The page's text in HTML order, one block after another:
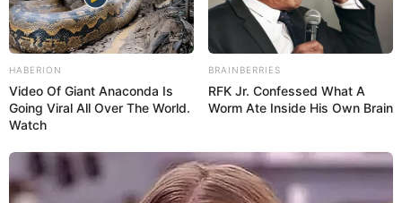
Posibles efectos secundarios
El uso indiscriminado de DHEA puede aumentar los
niveles de hormonas sexuales, lo que puede provocar
cambios en la voz y el ciclo menstrual, pérdida de
cabello y crecimiento de vello facial, y empeoramiento
del síndrome de ovario poliquístico en las mujeres.
HABERION
Video Of Giant Anaconda Is
Going Viral All Over The World.
Watch
BRAINBERRIES
RFK Jr. Confessed What A
Worm Ate Inside His Own Brain